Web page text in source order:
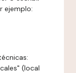
ejemplo:
(local